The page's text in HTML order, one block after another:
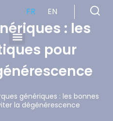
FR EN
: les
pour
génériques : les bonnes
la dégénérescence